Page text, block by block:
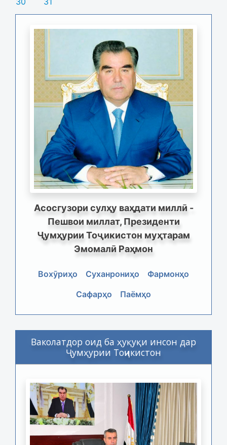
Асосгузори сулҳу ваҳдати миллӣ -
Пешвои миллат, Президенти
Ҷумҳурии Тоҷикистон муҳтарам
Эмомалӣ Раҳмон
Вохӯриҳо Суханрониҳо
Фармонҳо
Сафарҳо
Паёмҳо
Ваколатдор оид ба ҳуқуқи инсон дар
Ҷумҳурии Тоҷикистон